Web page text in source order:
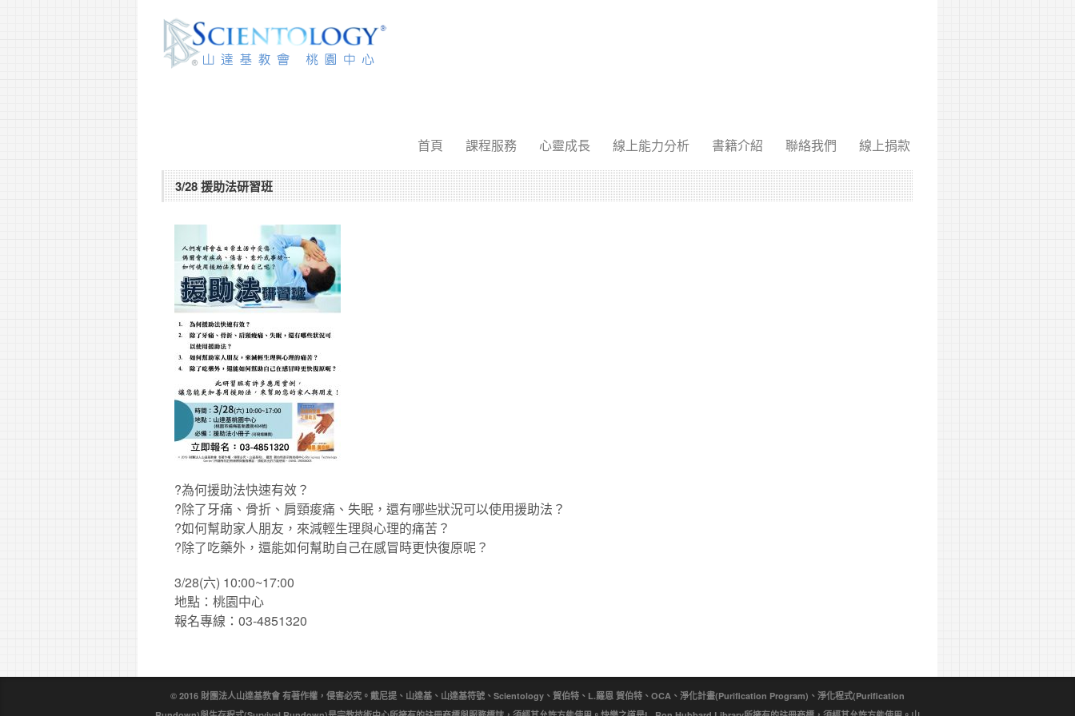
首頁 課程服務 心靈成長 線上能力分析 書籍介紹 聯絡我們 線上捐款
3/28 援助法研習班
?為何援助法快速有效？
?除了牙痛、骨折、肩頸痠痛、失眠，還有哪些狀況可以使用援助法？
?如何幫助家人朋友，來減輕生理與心理的痛苦？
?除了吃藥外，還能如何幫助自己在感冒時更快復原呢？
3/28(六) 10:00~17:00
地點：桃園中心
報名專線：03-4851320
© 2016 財團法人山達基教會 有著作權，侵害必究。戴尼提、山達基、山達基符號、Scientology、賀伯特、L.羅恩 賀伯特、OCA、淨化計畫(Purification Program)、淨化程式(Purification